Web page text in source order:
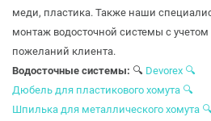
меди, пластика. Также наши
монтаж водосточной системы с учетом
пожеланий клиента.
Водосточные системы: 🔍 Devorex 🔍
Дюбель для пластикового хомута 🔍
Шпилька для металлического хомута 🔍